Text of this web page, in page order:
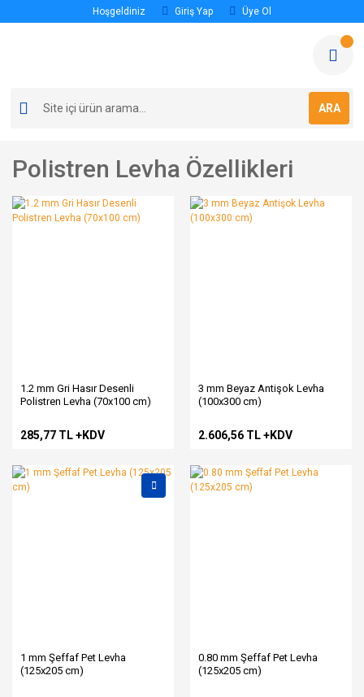
Hoşgeldiniz Giriş Yap Üye Ol
ARA
Polistren Levha Özellikleri
1.2 mm Gri Hasır Desenli
Polistren Levha (70x100 cm)
285,77 TL +KDV
3 mm Beyaz Antişok Levha
(100x300 cm)
2.606,56 TL +KDV
1 mm Şeffaf Pet Levha
(125x205 cm)
0.80 mm Şeffaf Pet Levha
(125x205 cm)